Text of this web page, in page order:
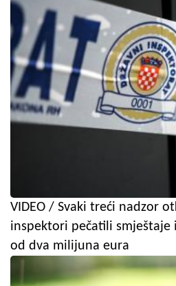
VIDEO / Svaki treći nadzor
inspektori pečatili smještaje
od dva milijuna eura